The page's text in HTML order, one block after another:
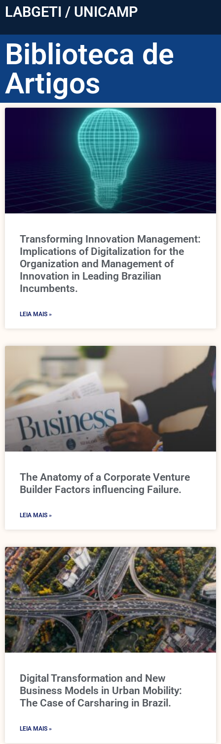
LABGETI / UNICAMP
Biblioteca de
Artigos
Transforming Innovation Management:
Implications of Digitalization for the
Organization and Management of
Innovation in Leading Brazilian
Incumbents.
LEIA MAIS »
The Anatomy of a Corporate Venture
Builder Factors influencing Failure.
LEIA MAIS »
Digital Transformation and New
Business Models in Urban Mobility:
The Case of Carsharing in Brazil.
LEIA MAIS »